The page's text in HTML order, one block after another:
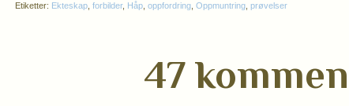
Etiketter: Ekteskap forbilder, Håp oppfordring Oppmuntring prøvelser
47